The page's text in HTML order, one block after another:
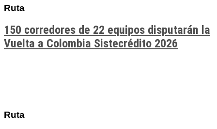
Ruta
150 corredores de 22 equipos disputarán la
Vuelta a Colombia Sistecrédito 2026
Ruta